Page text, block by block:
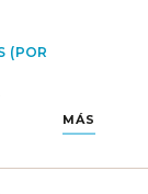
(POR
MÁS